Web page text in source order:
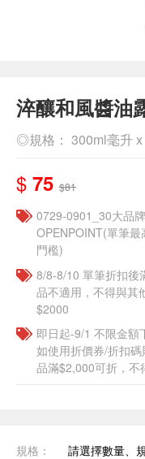
淬釀和風醬油
◎規格： 300ml毫升
$ 75 $81
0729-0901_30大品
OPENPOINT(單筆
門檻)
8/8-8/10 單筆折扣後
品不適用，不得與其
$2000
即日起-9/1 不限金額
如使用折價券/折扣
品滿$2,000可折，不
規格： 請選擇數量、